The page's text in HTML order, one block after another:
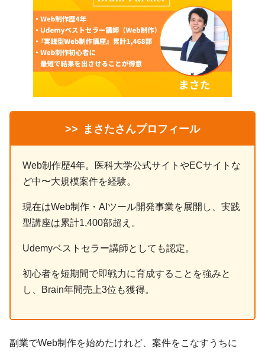
>> まさたさんプロフィール
Web制作歴4年。医科大学公式サイトやECサイトな
ど中〜大規模案件を経験。
現在はWeb制作・AIツール開発事業を展開し、実践
型講座は累計1,400部超え。
Udemyベストセラー講師としても認定。
初心者を短期間で即戦力に育成することを強みと
し、Brain年間売上3位も獲得。
副業でWeb制作を始めたけれど、案件をこなすうちに